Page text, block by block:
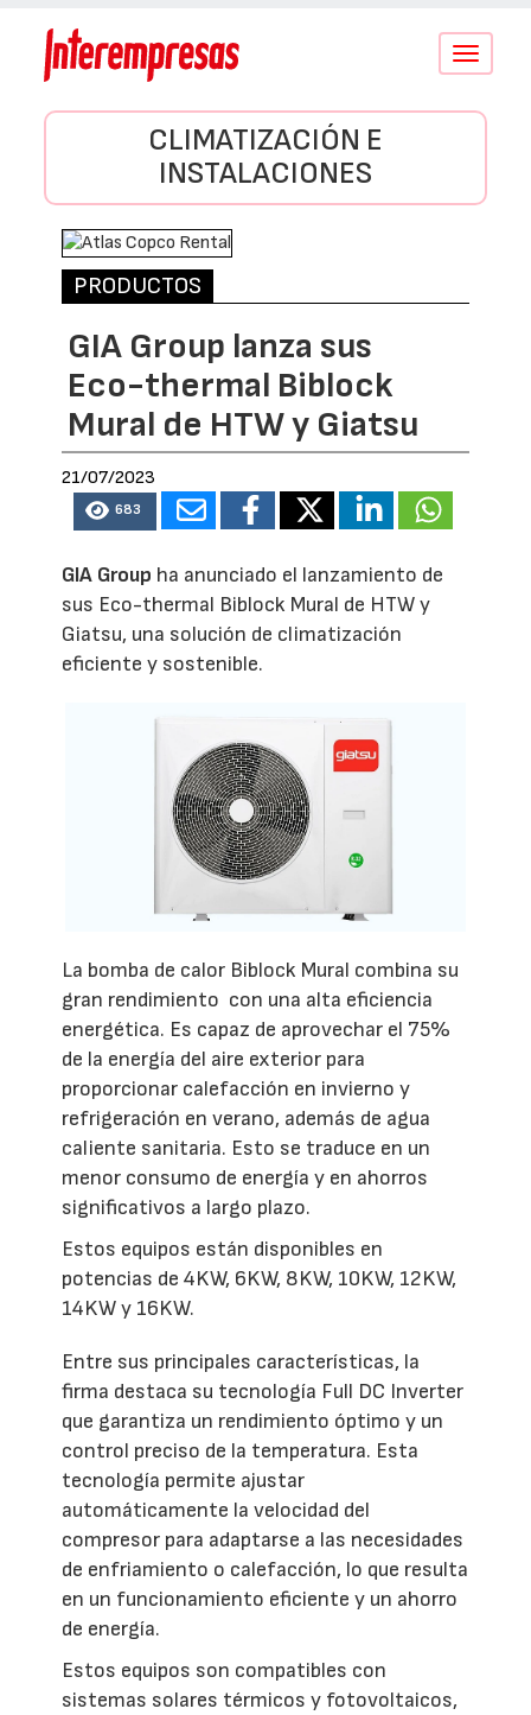
Conmutar
CLIMATIZACIÓN E
INSTALACIONES
PRODUCTOS
GIA Group lanza sus
Eco-thermal Biblock
Mural de HTW y Giatsu
21/07/2023
683
GIA Group ha anunciado el lanzamiento de
sus Eco-thermal Biblock Mural de HTW y
Giatsu, una solución de climatización
eficiente y sostenible.
La bomba de calor Biblock Mural combina su
gran rendimiento con una alta eficiencia
energética. Es capaz de aprovechar el 75%
de la energía del aire exterior para
proporcionar calefacción en invierno y
refrigeración en verano, además de agua
caliente sanitaria. Esto se traduce en un
menor consumo de energía y en ahorros
significativos a largo plazo.
Estos equipos están disponibles en
potencias de 4KW, 6KW, 8KW, 10KW, 12KW,
14KW y 16KW.
Entre sus principales características, la
firma destaca su tecnología Full DC Inverter
que garantiza un rendimiento óptimo y un
control preciso de la temperatura. Esta
tecnología permite ajustar
automáticamente la velocidad del
compresor para adaptarse a las necesidades
de enfriamiento o calefacción, lo que resulta
en un funcionamiento eficiente y un ahorro
de energía.
Estos equipos son compatibles con
sistemas solares térmicos y fotovoltaicos,